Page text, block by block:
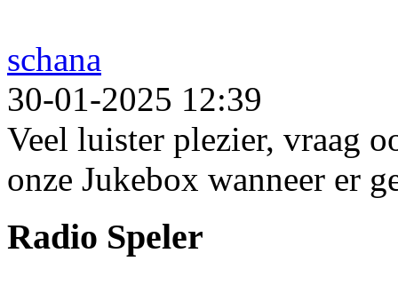
schana
30-01-2025 12:39
Veel luister plezier, vraag
onze Jukebox wanneer er
Radio Speler